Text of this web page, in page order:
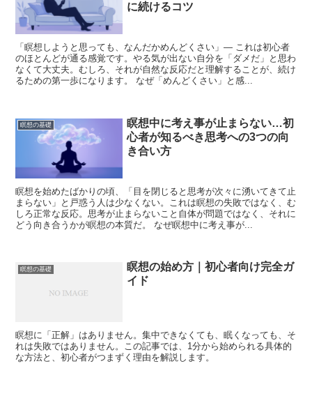
に続けるコツ
「瞑想しようと思っても、なんだかめんどくさい」— これは初心者
のほとんどが通る感覚です。やる気が出ない自分を「ダメだ」と思わ
なくて大丈夫。むしろ、それが自然な反応だと理解することが、続け
るための第一歩になります。 なぜ「めんどくさい」と感...
瞑想の基礎
瞑想中に考え事が止まらない…初
心者が知るべき思考への3つの向
き合い方
瞑想を始めたばかりの頃、「目を閉じると思考が次々に湧いてきて止
まらない」と戸惑う人は少なくない。これは瞑想の失敗ではなく、む
しろ正常な反応。思考が止まらないこと自体が問題ではなく、それに
どう向き合うかが瞑想の本質だ。 なぜ瞑想中に考え事が...
瞑想の基礎
瞑想の始め方｜初心者向け完全ガ
イド
瞑想に「正解」はありません。集中できなくても、眠くなっても、そ
れは失敗ではありません。この記事では、1分から始められる具体的
な方法と、初心者がつまずく理由を解説します。